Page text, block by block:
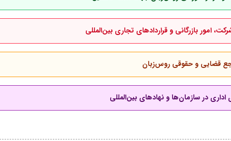
امور بازرگانی و قراردادهای تجاری بین‌المللی
قضایی و حقوقی روس‌زبان
در سازمان‌ها و نهادهای بین‌المللی